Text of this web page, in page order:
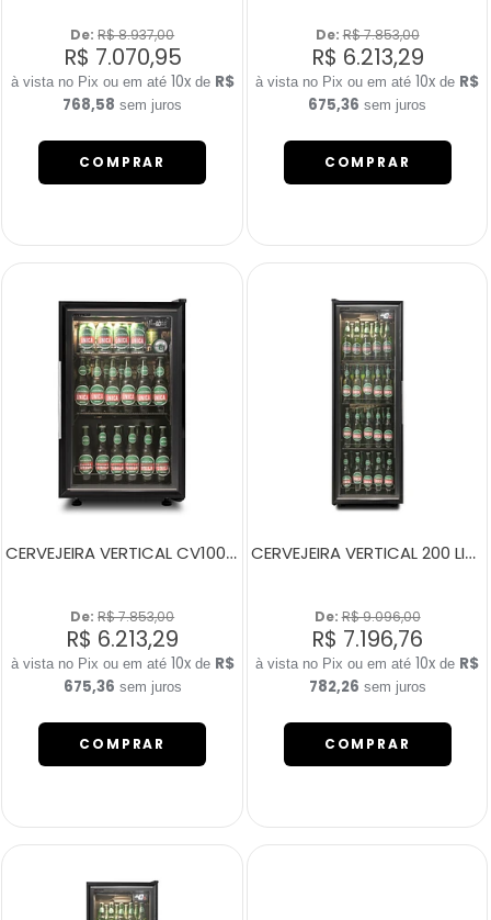
De: R$ 8.937,00
R$ 7.070,95
10xde R$
768,58 sem juros
COMPRAR
De: R$ 7.853,00
R$ 6.213,29
10x de R$
675,36 sem juros
COMPRAR
CERVEJEIRA VERTICAL CV100 PORTA DIREITA
De: R$ 7.853,00
R$ 6.213,29
10xde R$
675,36 sem juros
COMPRAR
CERVEJEIRA VERTICAL 200 LITROS CV200 PORTA ESQUERDA
De: R$ 9.096,00
R$ 7.196,76
10x de R$
782,26 sem juros
COMPRAR